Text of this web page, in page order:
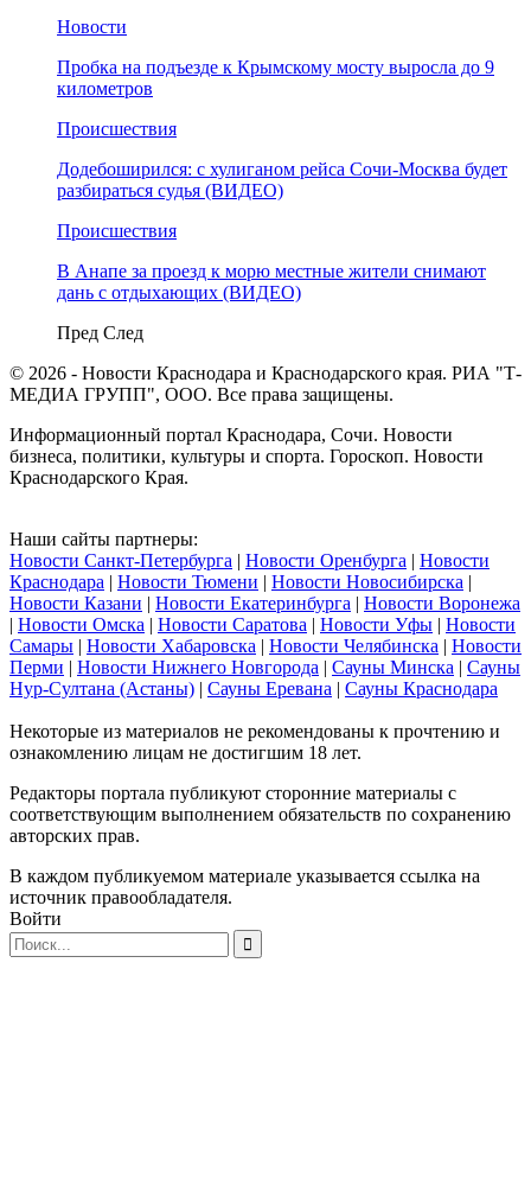
Новости
Пробка на подъезде к Крымскому мосту выросла до 9
километров
Происшествия
Додебоширился: с хулиганом рейса Сочи-Москва будет
разбираться судья (ВИДЕО)
Происшествия
В Анапе за проезд к морю местные жители снимают
дань с отдыхающих (ВИДЕО)
Пред След
© 2026 - Новости Краснодара и Краснодарского края. РИА "Т-
МЕДИА ГРУПП", ООО. Все права защищены.
Информационный портал Краснодара, Сочи. Новости
бизнеса, политики, культуры и спорта. Гороскоп. Новости
Краснодарского Края.
Наши сайты партнеры:
Новости Санкт-Петербурга | Новости Оренбурга | Новости
Краснодара | Новости Тюмени | Новости Новосибирска |
Новости Казани | Новости Екатеринбурга | Новости Воронежа
| Новости Омска | Новости Саратова | Новости Уфы | Новости
Самары | Новости Хабаровска | Новости Челябинска | Новости
Перми | Новости Нижнего Новгорода | Сауны Минска | Сауны
Нур-Султана (Астаны) | Сауны Еревана | Сауны Краснодара
Некоторые из материалов не рекомендованы к прочтению и
ознакомлению лицам не достигшим 18 лет.
Редакторы портала публикуют сторонние материалы с
соответствующим выполнением обязательств по сохранению
авторских прав.
В каждом публикуемом материале указывается ссылка на
источник правообладателя.
Войти